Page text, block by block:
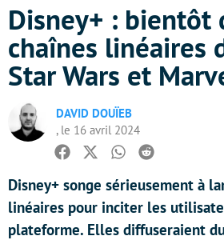
Disney+ : bientôt
chaînes linéaires
Star Wars et
DAVID DOUÏEB
, le 16 avril 2024
Facebook
TwitterWhatsapp
Reddit
Disney+ songe sérieusement à
linéaires pour inciter les
plateforme. Elles diffuseraient